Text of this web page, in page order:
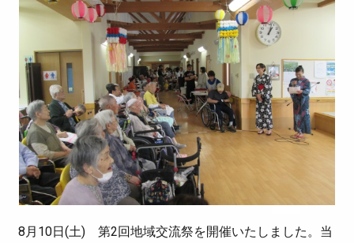
8月10日(土) 第2回地域交流祭を開催いたしました。当